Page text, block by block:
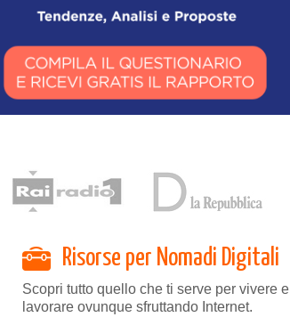
Risorse per Nomadi Digitali
Scopri tutto quello che ti serve per vivere e
lavorare ovunque sfruttando Internet.